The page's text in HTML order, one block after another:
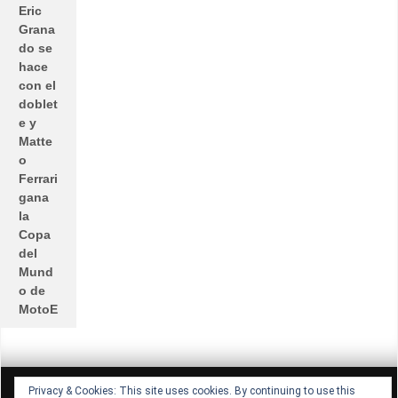
Privacy & Cookies: This site uses cookies. By continuing to use this
Eric
Grana
do se
hace
con el
doblet
e y
Matte
o
Ferrari
gana
la
Copa
del
Mund
o de
MotoE
All rights reserved © Lucio Lopez GPTheme by Seos Themes